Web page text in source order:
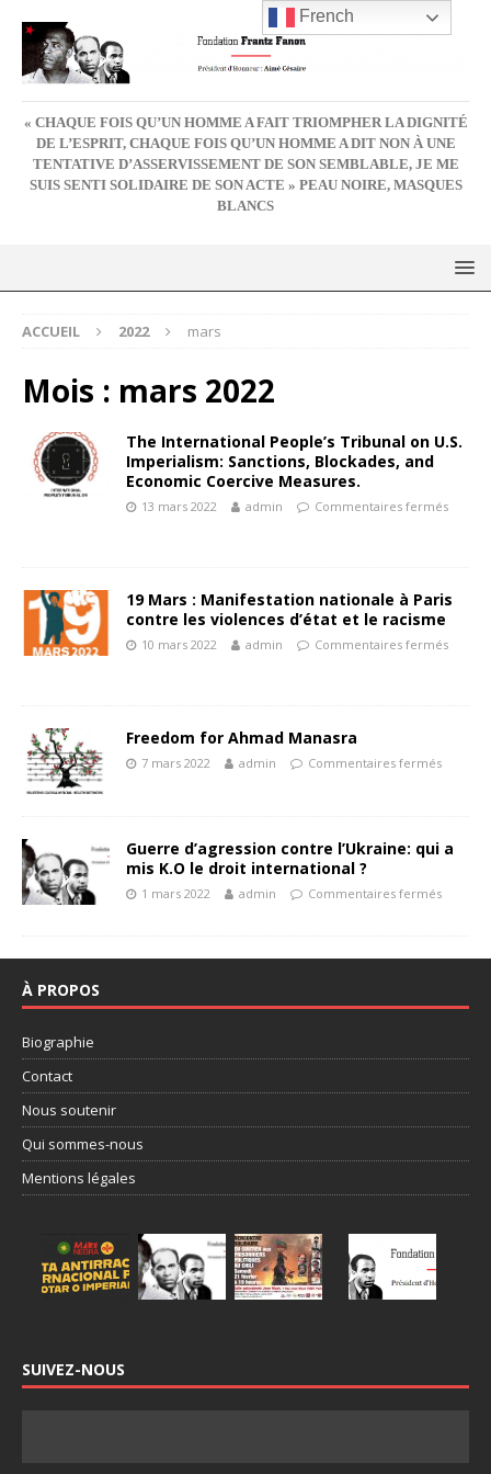
« CHAQUE FOIS QU’UN HOMME A FAIT TRIOMPHER LA DIGNITÉ
DE L’ESPRIT, CHAQUE FOIS QU’UN HOMME A DIT NON À UNE
TENTATIVE D’ASSERVISSEMENT DE SON SEMBLABLE, JE ME
SUIS SENTI SOLIDAIRE DE SON ACTE » PEAU NOIRE, MASQUES
BLANCS
ACCUEIL 2022 mars
Mois : mars 2022
The International People’s Tribunal on U.S.
Imperialism: Sanctions, Blockades, and
Economic Coercive Measures.
13 mars 2022 admin Commentaires fermés
19 Mars : Manifestation nationale à Paris
contre les violences d’état et le racisme
10 mars 2022 admin Commentaires fermés
Freedom for Ahmad Manasra
7 mars 2022 admin Commentaires fermés
Guerre d’agression contre l’Ukraine: qui a
mis K.O le droit international ?
1 mars 2022 admin Commentaires fermés
À PROPOS
Biographie
Contact
Nous soutenir
Qui sommes-nous
Mentions légales
SUIVEZ-NOUS
French